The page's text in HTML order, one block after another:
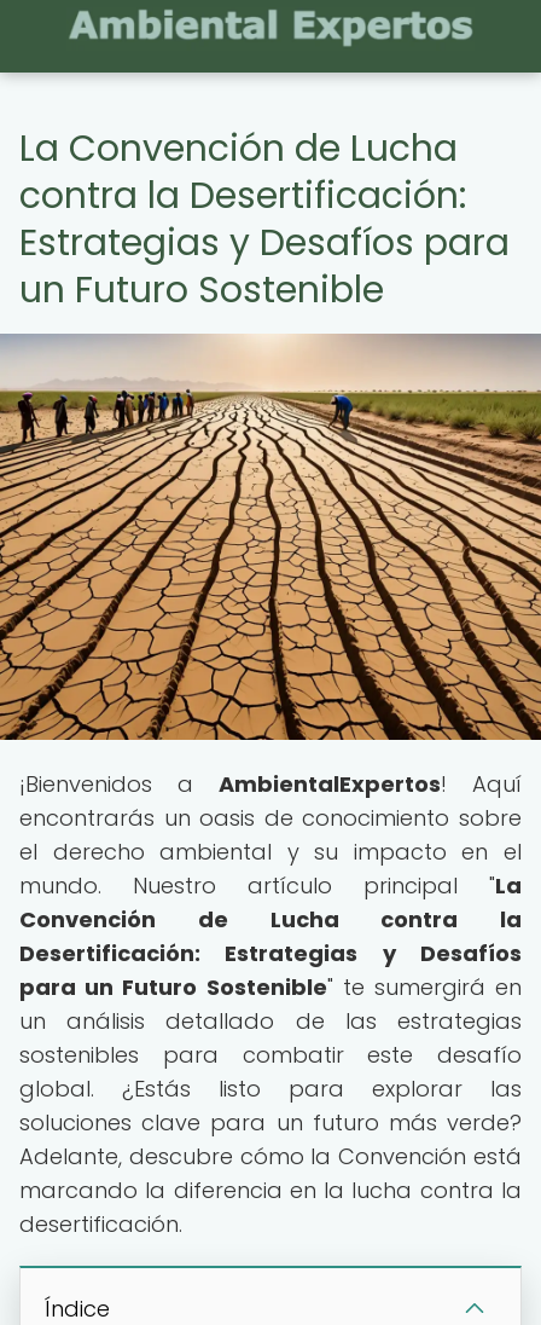
La Convención de Lucha
contra la Desertificación:
Estrategias y Desafíos para
un Futuro Sostenible
¡Bienvenidos a AmbientalExpertos! Aquí
encontrarás un oasis de conocimiento sobre
el derecho ambiental y su impacto en el
mundo. Nuestro artículo principal "La
Convención de Lucha contra la
Desertificación: Estrategias y Desafíos
para un Futuro Sostenible" te sumergirá en
un análisis detallado de las estrategias
sostenibles para combatir este desafío
global. ¿Estás listo para explorar las
soluciones clave para un futuro más verde?
Adelante, descubre cómo la Convención está
marcando la diferencia en la lucha contra la
desertificación.
Índice